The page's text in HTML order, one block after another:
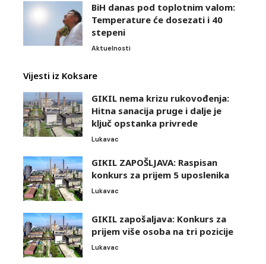
BiH danas pod toplotnim valom:
Temperature će dosezati i 40
stepeni
Aktuelnosti
Vijesti iz Koksare
GIKIL nema krizu rukovođenja:
Hitna sanacija pruge i dalje je
ključ opstanka privrede
Lukavac
GIKIL ZAPOŠLJAVA: Raspisan
konkurs za prijem 5 uposlenika
Lukavac
GIKIL zapošaljava: Konkurs za
prijem više osoba na tri pozicije
Lukavac